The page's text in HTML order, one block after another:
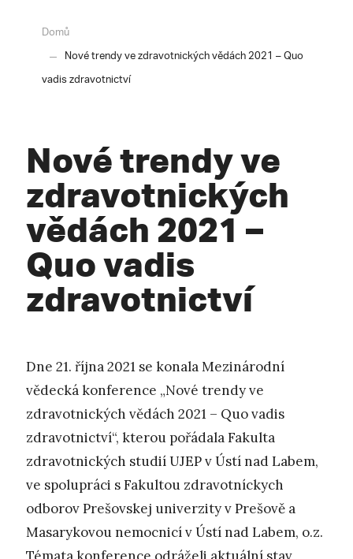
Domů
Nové trendy ve zdravotnických vědách 2021 – Quo
vadis zdravotnictví
Nové trendy ve
zdravotnických
vědách 2021 –
Quo vadis
zdravotnictví
Dne 21. října 2021 se konala Mezinárodní
vědecká konference „Nové trendy ve
zdravotnických vědách 2021 – Quo vadis
zdravotnictví“, kterou pořádala Fakulta
zdravotnických studií UJEP v Ústí nad Labem,
ve spolupráci s Fakultou zdravotníckych
odborov Prešovskej univerzity v Prešově a
Masarykovou nemocnicí v Ústí nad Labem, o.z.